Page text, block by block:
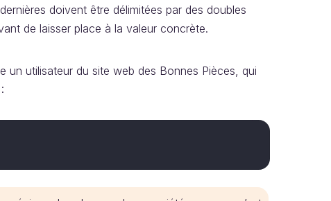
doivent être délimitées par des doubles
de laisser place à la valeur concrète.
un utilisateur du site web des Bonnes Pièces, qui